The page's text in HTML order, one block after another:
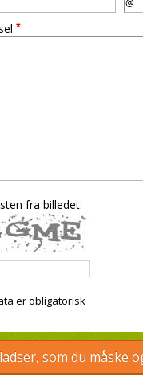
*
fra billedet:
er obligatorisk
som du måske